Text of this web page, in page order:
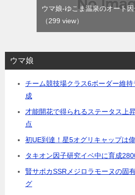
ウマ娘-ゆこま温泉のオート
（299 view）
ウマ娘
チーム競技場クラス6ボーダー維
成
才能開花で得られるステータス上
点
初UE到達！星5オグリキャップは
タキオン因子研究イベ中に育成
賢サポカSSRメジロラモーヌの固
グ